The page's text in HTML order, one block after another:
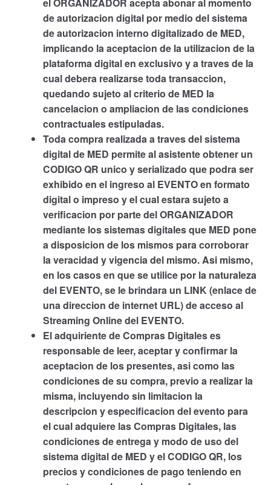
el ORGANIZADOR acepta abonar al momento
de autorizacion digital por medio del sistema
de autorizacion interno digitalizado de MED,
implicando la aceptacion de la utilizacion de la
plataforma digital en exclusivo y a traves de la
cual debera realizarse toda transaccion,
quedando sujeto al criterio de MED la
cancelacion o ampliacion de las condiciones
contractuales estipuladas.
Toda compra realizada a traves del sistema
digital de MED permite al asistente obtener un
CODIGO QR unico y serializado que podra ser
exhibido en el ingreso al EVENTO en formato
digital o impreso y el cual estara sujeto a
verificacion por parte del ORGANIZADOR
mediante los sistemas digitales que MED pone
a disposicion de los mismos para corroborar
la veracidad y vigencia del mismo. Asi mismo,
en los casos en que se utilice por la naturaleza
del EVENTO, se le brindara un LINK (enlace de
una direccion de internet URL) de acceso al
Streaming Online del EVENTO.
El adquiriente de Compras Digitales es
responsable de leer, aceptar y confirmar la
aceptacion de los presentes, asi como las
condiciones de su compra, previo a realizar la
misma, incluyendo sin limitacion la
descripcion y especificacion del evento para
el cual adquiere las Compras Digitales, las
condiciones de entrega y modo de uso del
sistema digital de MED y el CODIGO QR, los
precios y condiciones de pago teniendo en